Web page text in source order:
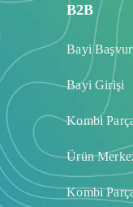
B2B
Bayi
Bayi Girişi
Kombi
Ürün
Kombi